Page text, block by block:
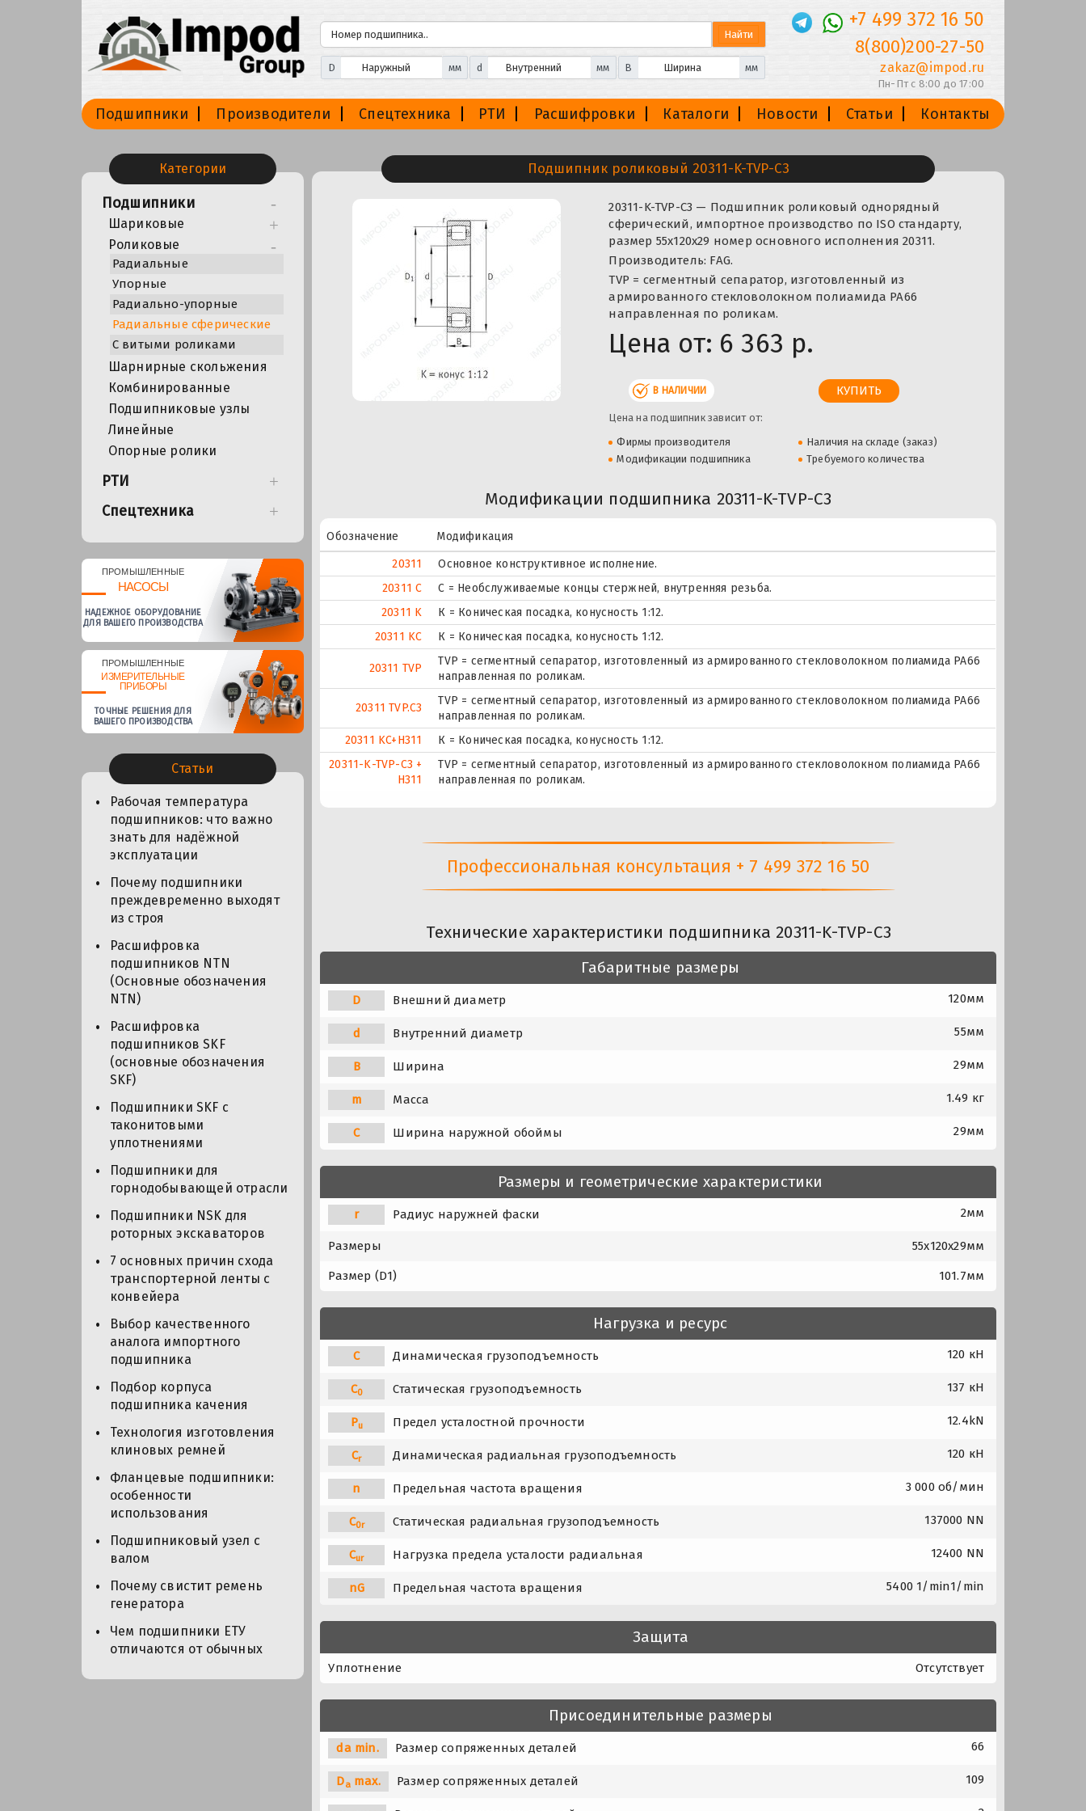
D мм d мм B мм
+7 499 372 16 50
8(800)200-27-50
zakaz@impod.ru
Пн-Пт с 8:00 до 17:00
Подшипники Производители Спецтехника РТИ Расшифровки Каталоги Новости Статьи Контакты
Категории
Подшипники
Шариковые
Роликовые
Радиальные
Упорные
Радиально-упорные
Радиальные сферические
С витыми роликами
Шарнирные скольжения
Комбинированные
Подшипниковые узлы
Линейные
Опорные ролики
РТИ
Спецтехника
ПРОМЫШЛЕННЫЕ
НАСОСЫ
НАДЕЖНОЕ ОБОРУДОВАНИЕ
ДЛЯ ВАШЕГО ПРОИЗВОДСТВА
ПРОМЫШЛЕННЫЕ
ИЗМЕРИТЕЛЬНЫЕ
ПРИБОРЫ
ТОЧНЫЕ РЕШЕНИЯ ДЛЯ
ВАШЕГО ПРОИЗВОДСТВА
Статьи
Рабочая температура
подшипников: что важно
знать для надёжной
эксплуатации
Почему подшипники
преждевременно выходят
из строя
Расшифровка
подшипников NTN
(Основные обозначения
NTN)
Расшифровка
подшипников SKF
(основные обозначения
SKF)
Подшипники SKF с
таконитовыми
уплотнениями
Подшипники для
горнодобывающей отрасли
Подшипники NSK для
роторных экскаваторов
7 основных причин схода
транспортерной ленты с
конвейера
Выбор качественного
аналога импортного
подшипника
Подбор корпуса
подшипника качения
Технология изготовления
клиновых ремней
Фланцевые подшипники:
особенности
использования
Подшипниковый узел с
валом
Почему свистит ремень
генератора
Чем подшипники ЕТУ
отличаются от обычных
Подшипник роликовый 20311-K-TVP-C3
20311-K-TVP-C3 — Подшипник роликовый однорядный
сферический, импортное производство по ISO стандарту,
размер 55x120x29 номер основного исполнения 20311.
Производитель: FAG.
TVP = сегментный сепаратор, изготовленный из
армированного стекловолокном полиамида PA66
направленная по роликам.
Цена от: 6 363 р.
В НАЛИЧИИ
Цена на подшипник зависит от:
Фирмы производителя
Наличия на складе (заказ)
Модификации подшипника
Требуемого количества
Модификации подшипника 20311-K-TVP-C3
Обозначение
Модификация
20311
Основное конструктивное исполнение.
20311 C
С = Необслуживаемые концы стержней, внутренняя резьба.
20311 K
К = Коническая посадка, конусность 1:12.
20311 KC
К = Коническая посадка, конусность 1:12.
20311 TVP
TVP = сегментный сепаратор, изготовленный из армированного стекловолокном полиамида PA66
направленная по роликам.
20311 TVP.C3
TVP = сегментный сепаратор, изготовленный из армированного стекловолокном полиамида PA66
направленная по роликам.
20311 KC+H311
К = Коническая посадка, конусность 1:12.
20311-K-TVP-C3 +
H311
TVP = сегментный сепаратор, изготовленный из армированного стекловолокном полиамида PA66
направленная по роликам.
Профессиональная консультация + 7 499 372 16 50
Технические характеристики подшипника 20311-K-TVP-C3
Габаритные размеры
D Внешний диаметр 120мм
d Внутренний диаметр 55мм
B Ширина 29мм
m Масса 1.49 кг
C Ширина наружной обоймы 29мм
Размеры и геометрические характеристики
r Радиус наружней фаски 2мм
Размеры 55x120x29мм
Размер (D1) 101.7мм
Нагрузка и ресурс
C Динамическая грузоподъемность 120 кН
C0 Статическая грузоподъемность 137 кН
Pu Предел усталостной прочности 12.4kN
Cr Динамическая радиальная грузоподъемность 120 кН
n Предельная частота вращения 3 000 об/мин
C0r Статическая радиальная грузоподъемность 137000 NN
Cur Нагрузка предела усталости радиальная 12400 NN
nG Предельная частота вращения 5400 1/min1/min
Защита
Уплотнение Отсутствует
Присоединительные размеры
da min. Размер сопряженных деталей 66
Damax. Размер сопряженных деталей 109